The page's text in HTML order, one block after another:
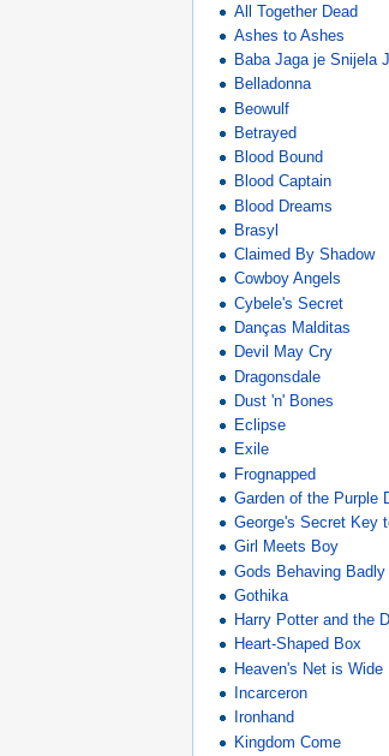
All Together Dead
Ashes to Ashes
Baba Jaga je Snijela
Belladonna
Beowulf
Betrayed
Blood Bound
Blood Captain
Blood Dreams
Brasyl
Claimed By Shadow
Cowboy Angels
Cybele's Secret
Danças Malditas
Devil May Cry
Dragonsdale
Dust 'n' Bones
Eclipse
Exile
Frognapped
Garden of the Purple
George's Secret Key
Girl Meets Boy
Gods Behaving Badly
Gothika
Harry Potter and the
Heart-Shaped Box
Heaven's Net is Wide
Incarceron
Ironhand
Kingdom Come